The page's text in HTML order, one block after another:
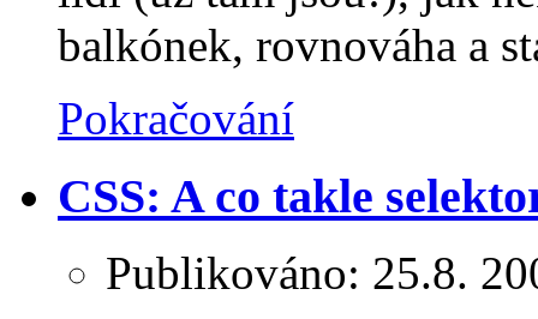
balkónek, rovnováha a
Pokračování
CSS: A co takle
Publikováno: 25.8.